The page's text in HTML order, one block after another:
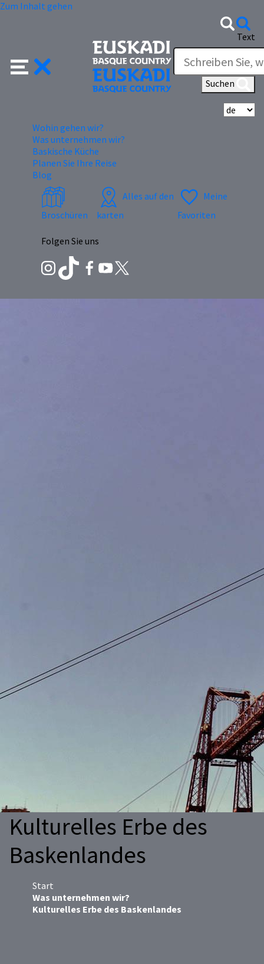
Zum Inhalt gehen
Text
Suchen
Wohin gehen wir?
Was unternehmen wir?
Baskische Küche
Planen Sie Ihre Reise
Blog
Broschüren
Alles auf den
karten
Meine
Favoriten
Folgen Sie uns
Kulturelles Erbe des
Baskenlandes
Start
Was unternehmen wir?
Kulturelles Erbe des Baskenlandes